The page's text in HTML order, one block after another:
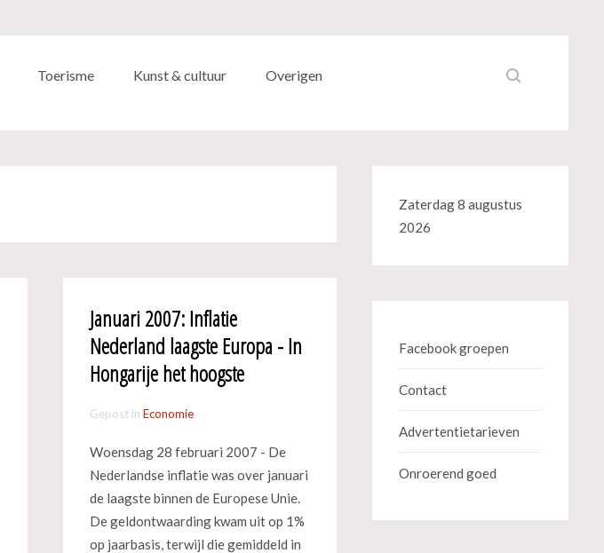
Toerisme Kunst & cultuur Overigen
Januari 2007: Inflatie
Nederland laagste Europa - In
Hongarije het hoogste
Gepost inEconomie
Woensdag 28 februari 2007 - De
Nederlandse inflatie was over januari
de laagste binnen de Europese Unie.
De geldontwaarding kwam uit op 1%
op jaarbasis, terwijl die gemiddeld in
Zaterdag 8 augustus
2026
Facebook groepen
Contact
Advertentietarieven
Onroerend goed